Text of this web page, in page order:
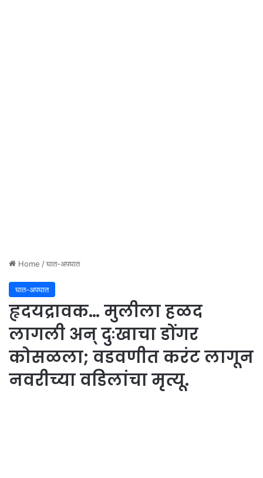
Home /घात-अपघात
घात-अपघात
हृदयद्रावक… मुलीला हळद
लागली अन् दुःखाचा डोंगर
कोसळला; वडवणीत करंट लागून
नवरीच्या वडिलांचा मृत्यू.